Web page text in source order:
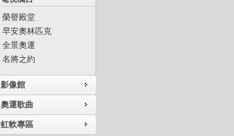
榮譽殿堂
早安奧林匹克
全景奧運
名將之約
影像館
奧運歌曲
虹軟專區